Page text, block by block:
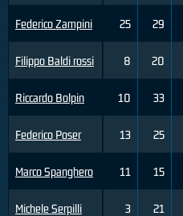
Federico Zampini
Filippo Baldi rossi
Riccardo Bolpin
Federico Poser
Marco Spanghero
Michele Serpilli
25 29
8 20
10 33
13 25
11 15
3 21